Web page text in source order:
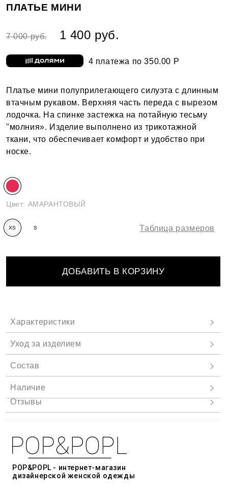
ПЛАТЬЕ МИНИ
7 000 руб. 1 400 руб.
4 платежа по 350.00 Р
Платье мини полуприлегающего силуэта с длинным
втачным рукавом. Верхняя часть переда с вырезом
лодочка. На спинке застежка на потайную тесьму
"молния». Изделие выполнено из трикотажной
ткани, что обеспечивает комфорт и удобство при
носке.
Цвет: АМАРАНТОВЫЙ
XS S Таблица размеров
ДОБАВИТЬ В КОРЗИНУ
POP&POPL - интернет-магазин
дизайнерской женской одежды